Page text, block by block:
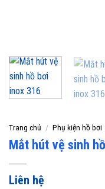
Trang chủ / Phụ kiện hồ bơi
Mắt hút vệ sinh
Liên hệ